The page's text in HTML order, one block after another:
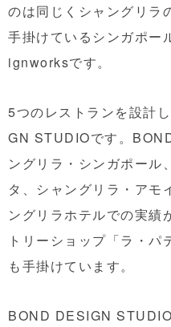
のは同じくシャングリラ
手掛けているシンガポー
ignworksです。
5つのレストランを設計
GN STUDIOです。
ングリラ・シンガポール
タ、シャングリラ・アモ
ングリラホテルでの実績
トリーショップ「ラ・パ
も手掛けています。
BOND DESIGN